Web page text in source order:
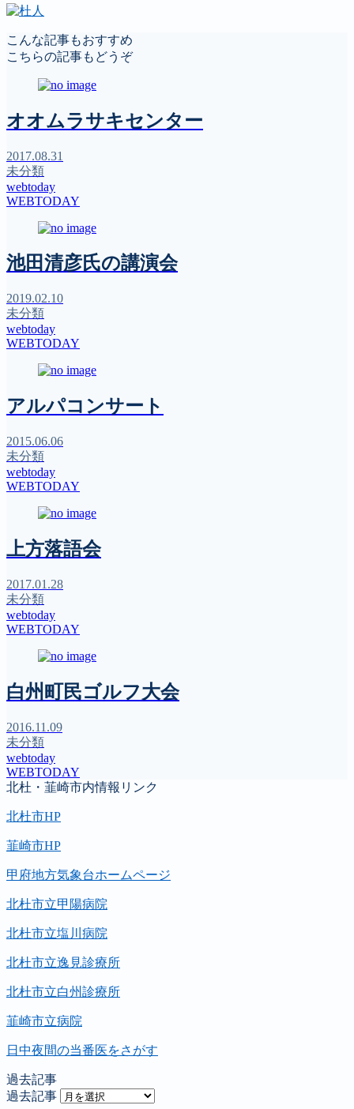
こんな記事もおすすめ
こちらの記事もどうぞ
オオムラサキセンター
2017.08.31
未分類
webtoday
WEBTODAY
池田清彦氏の講演会
2019.02.10
未分類
webtoday
WEBTODAY
アルパコンサート
2015.06.06
未分類
webtoday
WEBTODAY
上方落語会
2017.01.28
未分類
webtoday
WEBTODAY
白州町民ゴルフ大会
2016.11.09
未分類
webtoday
WEBTODAY
北杜・韮崎市内情報リンク
北杜市HP
韮崎市HP
甲府地方気象台ホームページ
北杜市立甲陽病院
北杜市立塩川病院
北杜市立逸見診療所
北杜市立白州診療所
韮崎市立病院
日中夜間の当番医をさがす
過去記事
過去記事